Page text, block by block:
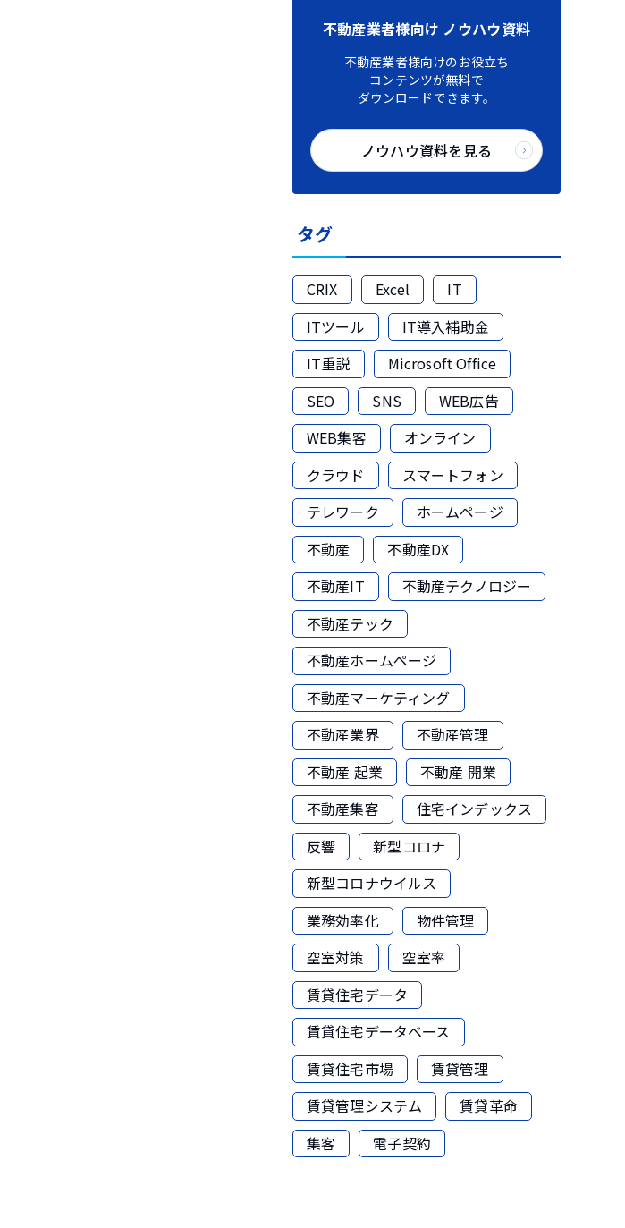
不動産業者様向け ノウハウ資料
不動産業者様向けのお役立ち
コンテンツが無料で
ダウンロードできます。
ノウハウ資料を見る
タグ
CRIX Excel
IT
ITツール
IT導入補助金
IT重説
Microsoft Office
SEO
SNS
WEB広告
WEB集客
オンライン
クラウド
スマートフォン
テレワーク
ホームページ
不動産
不動産DX
不動産IT
不動産テクノロジー
不動産テック
不動産ホームページ
不動産マーケティング
不動産業界
不動産管理
不動産 起業
不動産 開業
不動産集客
住宅インデックス
反響
新型コロナ
新型コロナウイルス
業務効率化
物件管理
空室対策
空室率
賃貸住宅データ
賃貸住宅データベース
賃貸住宅市場
賃貸管理
賃貸管理システム
賃貸革命
集客
電子契約